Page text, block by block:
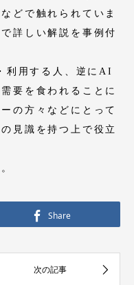
どで触れられていま
詳しい解説を事例付
利用する人、逆にAI
要を食われることに
の方々などにとって
見識を持つ上で役立
Share